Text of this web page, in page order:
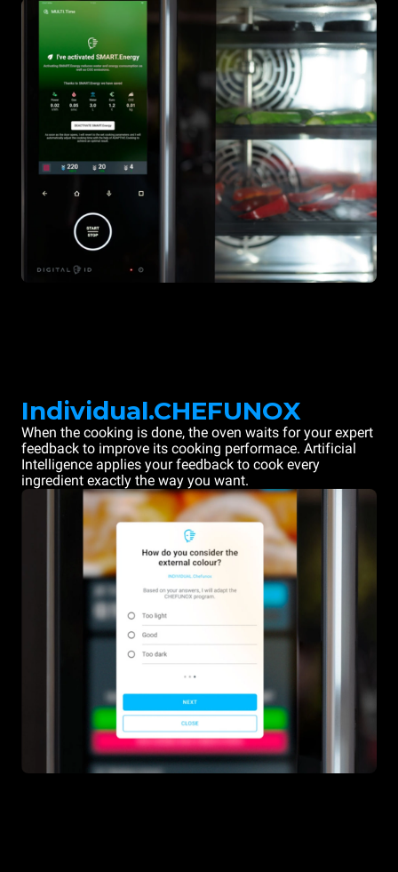
Individual.CHEFUNOX
When the cooking is done, the oven waits for your expert
feedback to improve its cooking performace. Artificial
Intelligence applies your feedback to cook every
ingredient exactly the way you want.